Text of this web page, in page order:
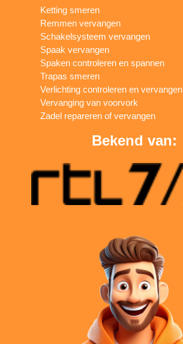
Ketting smeren
Remmen vervangen
Schakelsysteem vervangen
Spaak vervangen
Spaken controleren en spannen
Trapas smeren
Verlichting controleren en vervangen
Vervanging van voorvork
Zadel repareren of vervangen
Bekend van: